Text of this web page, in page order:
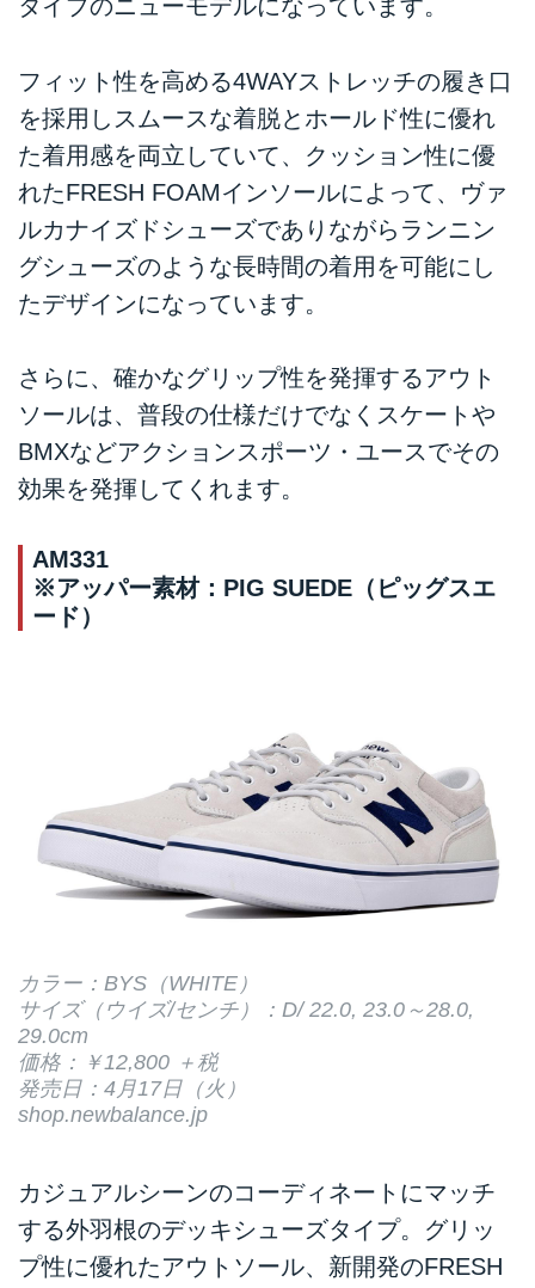
タイプのニューモデルになっています。
フィット性を高める4WAYストレッチの履き口
を採用しスムースな着脱とホールド性に優れ
た着用感を両立していて、クッション性に優
れたFRESH FOAMインソールによって、ヴァ
ルカナイズドシューズでありながらランニン
グシューズのような長時間の着用を可能にし
たデザインになっています。
さらに、確かなグリップ性を発揮するアウト
ソールは、普段の仕様だけでなくスケートや
BMXなどアクションスポーツ・ユースでその
効果を発揮してくれます。
AM331
※アッパー素材：PIG SUEDE（ピッグスエ
ード）
カラー：BYS（WHITE）
サイズ（ウイズ/センチ）：D/ 22.0, 23.0～28.0,
29.0cm
価格：￥12,800 ＋税
発売日：4月17日（火）
shop.newbalance.jp
カジュアルシーンのコーディネートにマッチ
する外羽根のデッキシューズタイプ。グリッ
プ性に優れたアウトソール、新開発のFRESH